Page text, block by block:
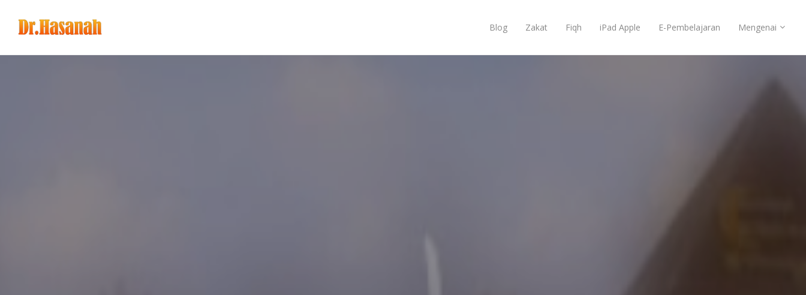
Blog Zakat Fiqh iPad Apple E-Pembelajaran Mengenai